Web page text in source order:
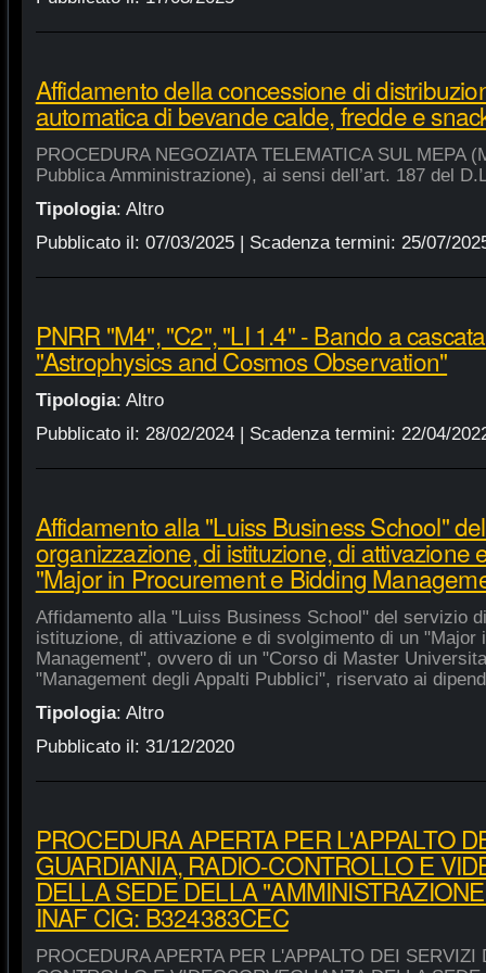
Affidamento della concessione di
automatica di bevande calde, fredde e
PROCEDURA NEGOZIATA TELEMATICA SUL MEPA
Pubblica Amministrazione), ai sensi dell’art. 187 del
Tipologia: Altro
Pubblicato il: 07/03/2025| Scadenza termini: 25/07/
PNRR "M4", "C2", "LI 1.4" - Bando a
"Astrophysics and Cosmos Observation"
Tipologia: Altro
Pubblicato il: 28/02/2024| Scadenza termini: 22/04/
Affidamento alla "Luiss Business School"
organizzazione, di istituzione, di attivazione
"Major in Procurement e Bidding
Affidamento alla "Luiss Business School" del servizio
istituzione, di attivazione e di svolgimento di un "Major
Management", ovvero di un "Corso di Master
"Management degli Appalti Pubblici", riservato ai
Tipologia: Altro
Pubblicato il: 31/12/2020
PROCEDURA APERTA PER L'APPALTO
GUARDIANIA, RADIO-CONTROLLO E
DELLA SEDE DELLA
INAF CIG: B324383CEC
PROCEDURA APERTA PER L'APPALTO DEI